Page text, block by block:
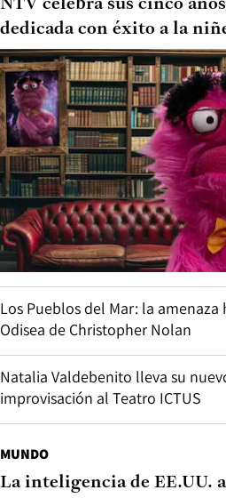
NTV celebra sus cinco
dedicada con éxito a la
Los Pueblos del Mar: la
Odisea de Christopher Nolan
Natalia Valdebenito lleva su
improvisación al Teatro ICTUS
MUNDO
La inteligencia de EE.UU.